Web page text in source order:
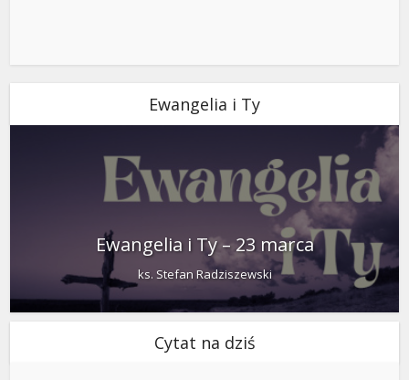
Ewangelia i Ty
Ewangelia i Ty – 23 marca
ks. Stefan Radziszewski
Cytat na dziś